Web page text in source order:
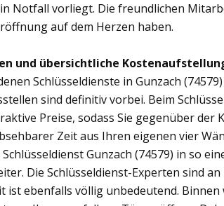
Notfall vorliegt. Die freundlichen
auf dem Herzen haben.
und übersichtliche
Schlüsseldienste in Gunzach
sind definitiv vorbei. Beim
Preise, sodass Sie gegenüber der
Zeit aus Ihren eigenen vier
Schlüsseldienst Gunzach (74579) in so
Die Schlüsseldienst-Experten sind
ist ebenfalls völlig unbedeutend.